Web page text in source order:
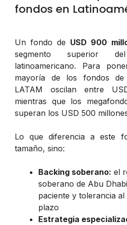
fondos en
Un fondo de USD 900
segmento superior
latinoamericano. Para
mayoría de los fondos
LATAM oscilan entre
mientras que los
superan los USD 500
Lo que diferencia a este
tamaño, sino:
Backing soberano: el
soberano de Abu
paciente y tolerancia
plazo
Estrategia